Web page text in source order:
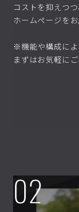
コストを抑えつ
ホームページをお
※機能や構成によ
まずはお気軽に
02